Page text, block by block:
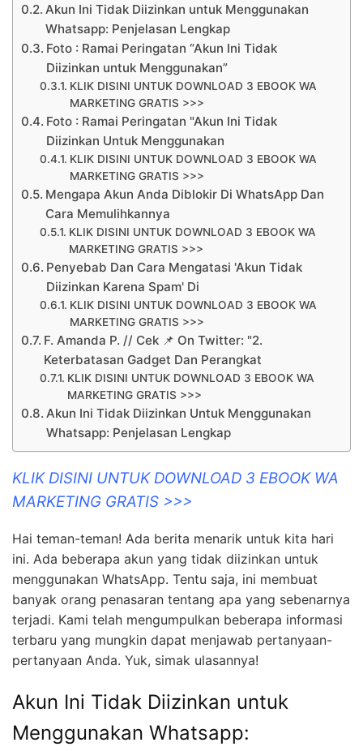
Akun Ini Tidak Diizinkan untuk Menggunakan
Whatsapp: Penjelasan Lengkap
Foto : Ramai Peringatan “Akun Ini Tidak
Diizinkan untuk Menggunakan”
KLIK DISINI UNTUK DOWNLOAD 3 EBOOK WA
MARKETING GRATIS >>>
Foto : Ramai Peringatan "Akun Ini Tidak
Diizinkan Untuk Menggunakan
KLIK DISINI UNTUK DOWNLOAD 3 EBOOK WA
MARKETING GRATIS >>>
Mengapa Akun Anda Diblokir Di WhatsApp Dan
Cara Memulihkannya
KLIK DISINI UNTUK DOWNLOAD 3 EBOOK WA
MARKETING GRATIS >>>
Penyebab Dan Cara Mengatasi 'Akun Tidak
Diizinkan Karena Spam' Di
KLIK DISINI UNTUK DOWNLOAD 3 EBOOK WA
MARKETING GRATIS >>>
F. Amanda P. // Cek 📌 On Twitter: "2.
Keterbatasan Gadget Dan Perangkat
KLIK DISINI UNTUK DOWNLOAD 3 EBOOK WA
MARKETING GRATIS >>>
Akun Ini Tidak Diizinkan Untuk Menggunakan
Whatsapp: Penjelasan Lengkap
KLIK DISINI UNTUK DOWNLOAD 3 EBOOK WA
MARKETING GRATIS >>>
Hai teman-teman! Ada berita menarik untuk kita hari
ini. Ada beberapa akun yang tidak diizinkan untuk
menggunakan WhatsApp. Tentu saja, ini membuat
banyak orang penasaran tentang apa yang sebenarnya
terjadi. Kami telah mengumpulkan beberapa informasi
terbaru yang mungkin dapat menjawab pertanyaan-
pertanyaan Anda. Yuk, simak ulasannya!
Akun Ini Tidak Diizinkan untuk
Menggunakan Whatsapp: